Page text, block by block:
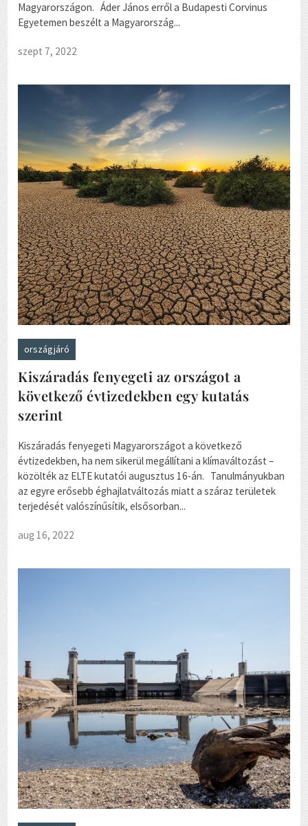
Magyarországon. Áder János erről a Budapesti Corvinus
Egyetemen beszélt a Magyarország...
szept 7, 2022
országjáró
Kiszáradás fenyegeti az országot a
következő évtizedekben egy kutatás
szerint
Kiszáradás fenyegeti Magyarországot a következő
évtizedekben, ha nem sikerül megállítani a klímaváltozást –
közölték az ELTE kutatói augusztus 16-án. Tanulmányukban
az egyre erősebb éghajlatváltozás miatt a száraz területek
terjedését valószínűsítik, elsősorban...
aug 16, 2022